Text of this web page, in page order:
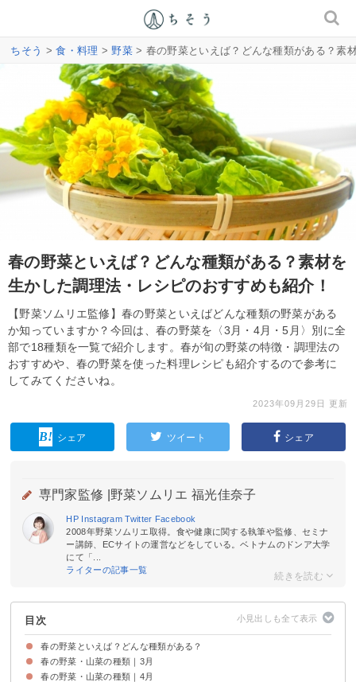
ちそう >食・料理 >野菜> 春の野菜といえば？どんな種類がある？素
春の野菜といえば？どんな種類がある？素材を
生かした調理法・レシピのおすすめも紹介！
【野菜ソムリエ監修】春の野菜といえばどんな種類の野菜がある
か知っていますか？今回は、春の野菜を〈3月・4月・5月〉別に全
部で18種類を一覧で紹介します。春が旬の野菜の特徴・調理法の
おすすめや、春の野菜を使った料理レシピも紹介するので参考に
してみてくださいね。
2023年09月29日 更新
シェア ツイート シェア
専門家監修 | 野菜ソムリエ 福光佳奈子
HP Instagram Twitter Facebook
2008年野菜ソムリエ取得。食や健康に関する執筆や監修、セミナ
ー講師、ECサイトの運営などをしている。ベトナムのドンア大学
にて「...
ライターの記事一覧
目次
春の野菜といえば？どんな種類がある？
春の野菜・山菜の特徴
春の野菜・山菜の種類｜3月
①菜の花
②チンゲン菜
③ニラ
④豆苗
⑤セロリ
春の野菜・山菜の種類｜4月